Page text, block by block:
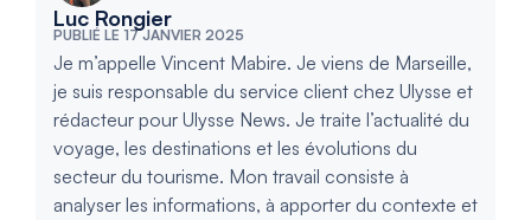
Luc Rongier
PUBLIÉ LE 17 JANVIER 2025
Je m’appelle Vincent Mabire. Je viens de Marseille,
je suis responsable du service client chez Ulysse et
rédacteur pour Ulysse News. Je traite l’actualité du
voyage, les destinations et les évolutions du
secteur du tourisme. Mon travail consiste à
analyser les informations, à apporter du contexte et